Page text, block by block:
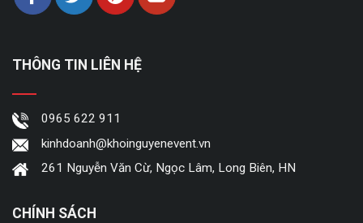
THÔNG TIN LIÊN HỆ
0965 622 911
kinhdoanh@khoinguyenevent.vn
261 Nguyễn Văn Cừ, Ngọc Lâm, Long Biên, HN
CHÍNH SÁCH